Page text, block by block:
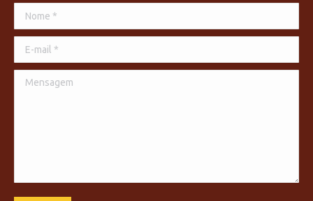
new new
Nome *
E-mail *
Mensagem